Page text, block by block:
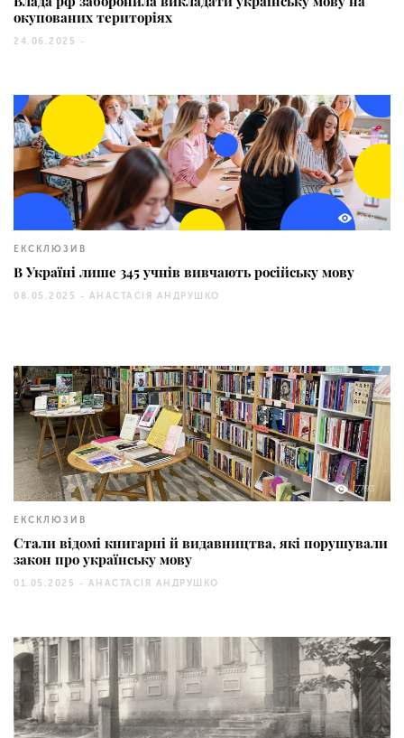
окупованих територіях
24.06.2025 -
938
ЕКСКЛЮЗИВ
В Україні лише 345 учнів вивчають російську мову
08.05.2025 - АНАСТАСІЯ АНДРУШКО
7793
ЕКСКЛЮЗИВ
Стали відомі книгарні й видавництва, які порушували
закон про українську мову
01.05.2025 - АНАСТАСІЯ АНДРУШКО